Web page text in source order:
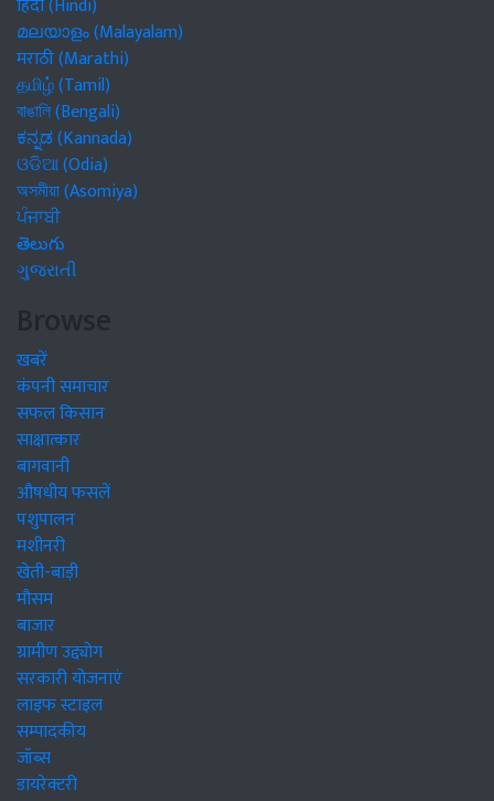
മലയാളം (Malayalam)
मराठी (Marathi)
தமிழ் (Tamil)
বাঙালি (Bengali)
ಕನ್ನಡ (Kannada)
ଓଡିଆ (Odia)
অসমীয়া (Asomiya)
ਪੰਜਾਬੀ
తెలుగు
ગુજરાતી
Browse
खबरें
कंपनी समाचार
सफल किसान
साक्षात्कार
बागवानी
औषधीय फसलें
पशुपालन
मशीनरी
खेती-बाड़ी
मौसम
बाजार
ग्रामीण उद्द्योग
सरकारी योजनाएं
लाइफ स्टाइल
सम्पादकीय
जॉब्स
डायरेक्टरी